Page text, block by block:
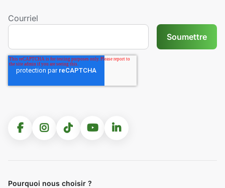
Courriel
Pourquoi nous choisir ?